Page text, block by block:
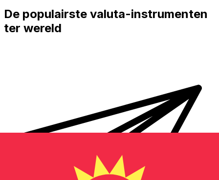
De populairste valuta-instrumenten
ter wereld